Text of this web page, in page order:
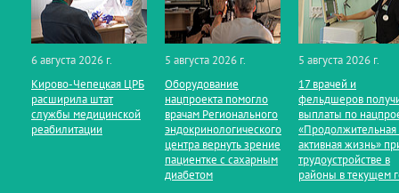
6 августа 2026 г.
Кирово‑Чепецкая ЦРБ
расширила штат
службы медицинской
реабилитации
5 августа 2026 г.
Оборудование
нацпроекта помогло
врачам Регионального
эндокринологического
центра вернуть зрение
пациентке с сахарным
диабетом
5 августа 2026 г.
17 врачей и
фельдшеров
выплаты по
«Продолжительная
активная жизнь»
трудоустройстве в
районы в текущем